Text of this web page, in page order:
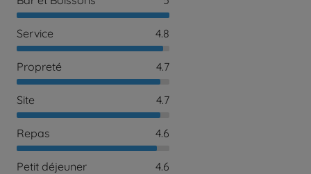
Service 4.8
Propreté 4.7
Site 4.7
Repas 4.6
Petit déjeuner 4.6